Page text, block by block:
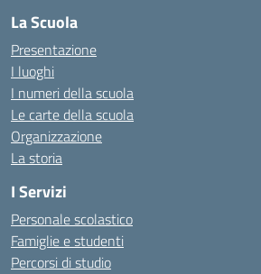
La Scuola
Presentazione
I luoghi
I numeri della scuola
Le carte della scuola
Organizzazione
La storia
I Servizi
Personale scolastico
Famiglie e studenti
Percorsi di studio